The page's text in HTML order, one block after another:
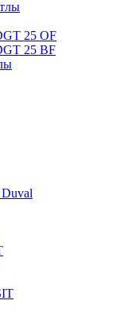
25 OF
25 BF